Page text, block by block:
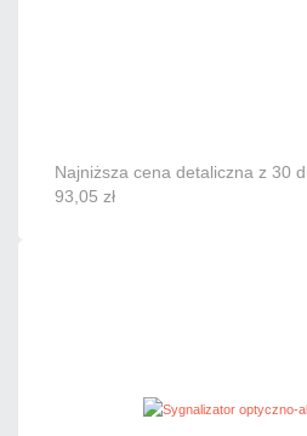
Najniższa cena detaliczna z 30
93,05 zł